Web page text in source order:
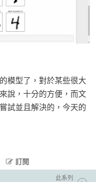
模型了，對於某些很大
說，十分的方便，而文
試並且解決的，今天的
訂閱
此系列